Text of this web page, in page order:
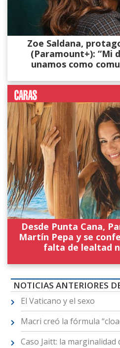
Zoe Saldana,
(Paramount+): “Mi
unamos como
Desde Punta Cana,
Martín Pepa y se
falta de lealtad
NOTICIAS ANTERIORES
El Vaticano y el sexo
Macri creó la fórmula
Caso Jaitt: la marginalidad